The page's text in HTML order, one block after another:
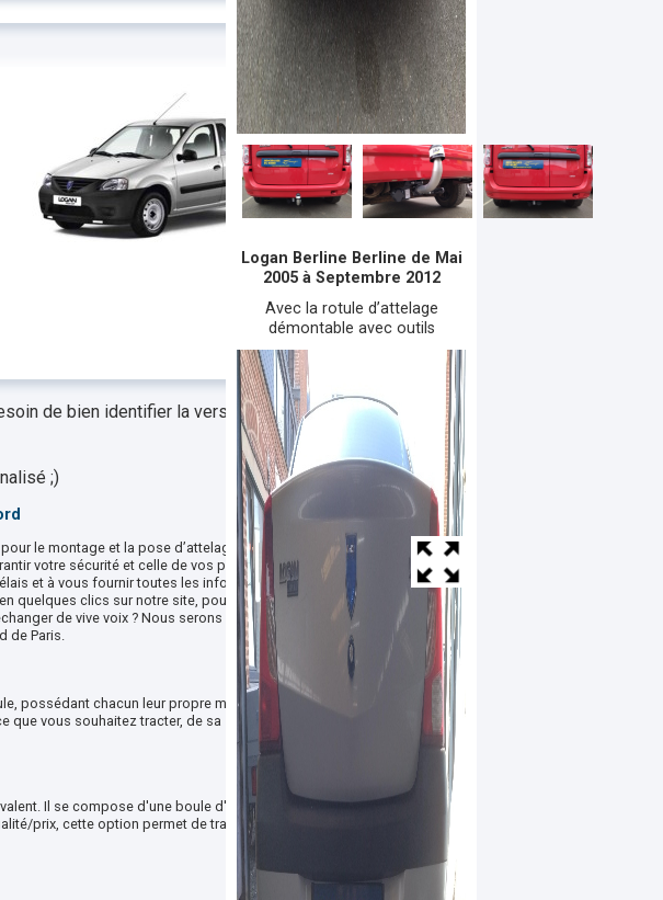
de bien identifier la version car les
;)
le montage et la pose d’attelage sur vos
votre sécurité et celle de vos passagers lors de
et à vous fournir toutes les informations
quelques clics sur notre site, pour trouver la
de vive voix ? Nous serons ravis de vous
de Paris.
possédant chacun leur propre mode de
que vous souhaitez tracter, de sa simplicité
Il se compose d'une boule d'attelage fixée
prix, cette option permet de tracter tous les types
Logan Berline Berline de Mai
2005 à Septembre 2012
Avec la rotule d’attelage
démontable avec outils